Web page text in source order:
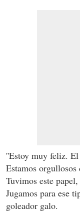
''Estoy muy feliz. El
Estamos orgullosos
Tuvimos este
Jugamos para ese
goleador galo.